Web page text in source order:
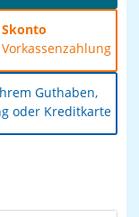
Guthaben,
oder Kreditkarte